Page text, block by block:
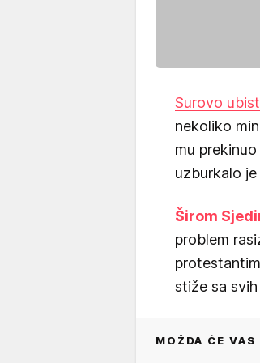
Surovo
nekoliko
mu
uzburkalo
Širom
problem
stiže sa
MOŽDA ĆE